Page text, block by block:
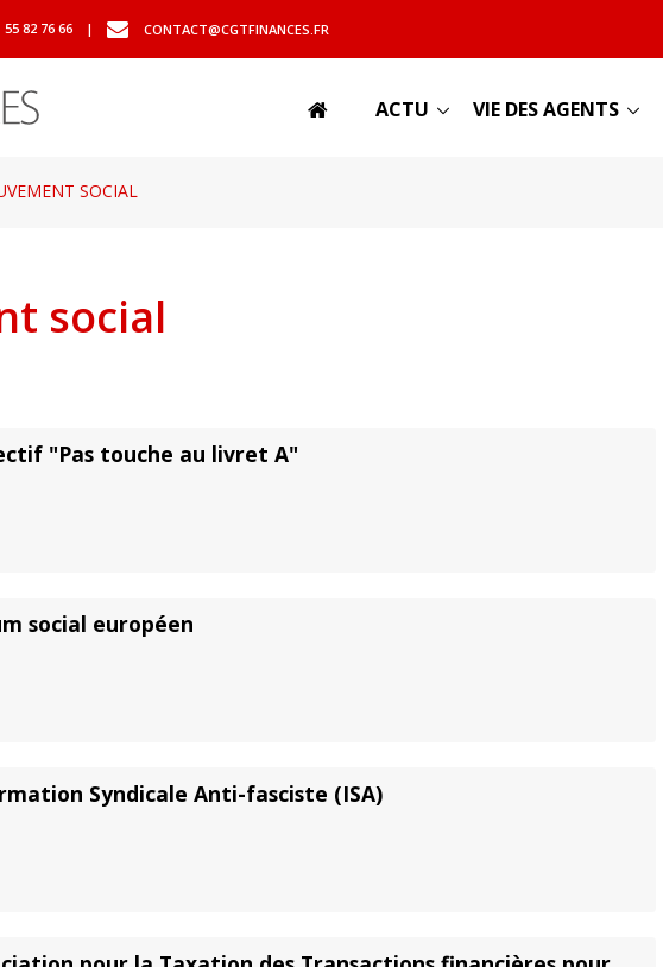
55 82 76 66 | CONTACT@CGTFINANCES.FR
ACTU VIE DES AGENTS
SOCIAL
social
"Pas touche au livret A"
social européen
Syndicale Anti-fasciste (ISA)